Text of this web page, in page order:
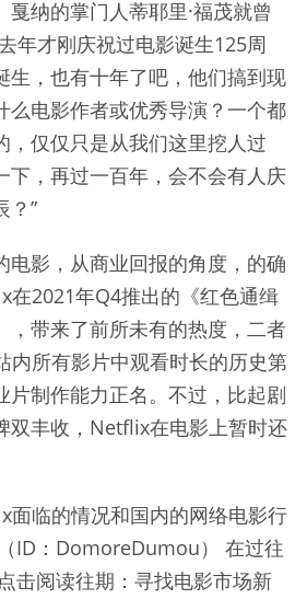
纳的掌门人蒂耶里·福茂就曾
年才刚庆祝过电影诞生125周
生，也有十年了吧，他们搞到现
么电影作者或优秀导演？一个都
，仅仅只是从我们这里挖人过
下，再过一百年，会不会有人庆
？”
电影，从商业回报的角度，的确
在2021年Q4推出的《红色通缉
，带来了前所未有的热度，二者
内所有影片中观看时长的历史第
片制作能力正名。不过，比起剧
双丰收，Netflix在电影上暂时还
面临的情况和国内的网络电影行
ID：DomoreDumou） 在过往
击阅读往期：寻找电影市场新